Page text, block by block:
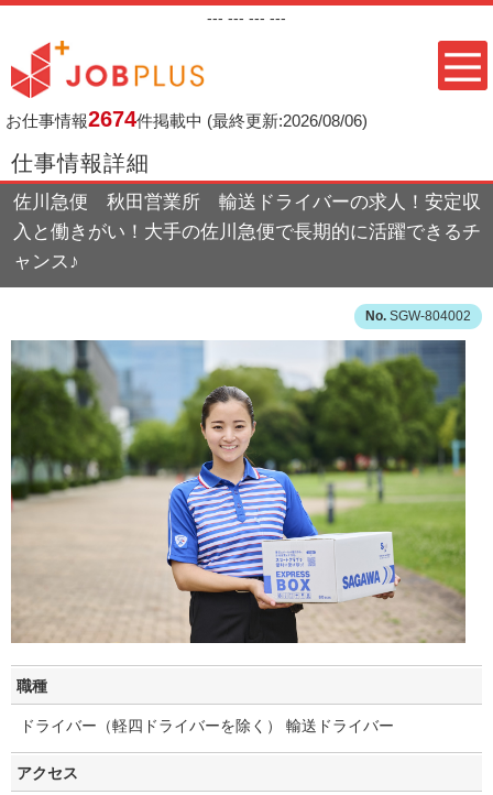
--- --- --- ---
お仕事情報2674件掲載中 (最終更新:2026/08/06)
仕事情報詳細
佐川急便 秋田営業所 輸送ドライバーの求人！安定収
入と働きがい！大手の佐川急便で長期的に活躍できるチ
ャンス♪
SGW-804002
職種
ドライバー（軽四ドライバーを除く） 輸送ドライバー
アクセス